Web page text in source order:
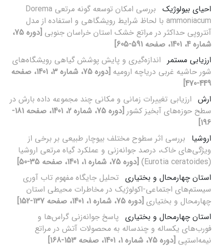
احیای بیولوژیک
بررسی امکان توسعه گونه مرتعی Dorema
ammoniacum با لحاظ شرایط رویشگاهی و استفاده از مدل
آنتروپی حداکثر در مراتع خشک استان خراسان جنوبی
[دوره 75،
شماره 4، 1401، صفحه 591-605]
ارزیابی مستمر اندازه‌‌گیری و پایش پوشش گیاهی رویشگاه‌‌های
شور حاشیه غربی دریاچه ارومیه
[دوره 75، شماره 3، 1401، صفحه
449-470]
ارش ارزیابی تغییرات زمانی و مکانی چند مجموعه داده بارش در
سطح حوزه‌های آبخیز کشور
[دوره 75، شماره 2، 1401، صفحه 181-
196]
اروشیا بررسی اثر سطوح مختلف بیوچار طبیعی بر برخی از
ویژگی‌های خاک، درصد جوانه‌زنی و عملکرد گیاه مرتعی اروشیا
(Eurotia ceratoides)
[دوره 75، شماره 1، 1401، صفحه 35-50]
استان چهارمحال و بختیاری تحلیل جایگاه مفهوم تاب آوری
سیستم‌های اجتماعی-اکولوژیک در مخاطرات محیطی استان
چهارمحال و بختیاری [دوره 75، شماره 1، 1401، صفحه 137-152]
استان چهارمحال و بختیاری پاسخ جوانه‌زنی گراس‌ها و
فورب‌های یکساله و چندساله به محصولات آتش در مراتع
نیمه‌استپی [دوره 75، شماره 1، 1401، صفحه 153-168]